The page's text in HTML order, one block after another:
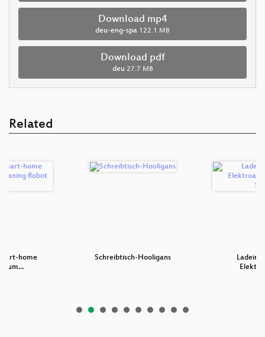
Download mp4
deu-eng-spa 122.1 MB
Download pdf
deu 27.7 MB
Related
home
Schreibtisch-Hooligans